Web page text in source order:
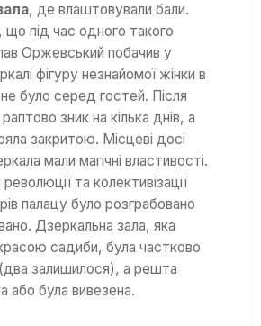
, де влаштовували бали.
що під час одного такого
Оржевський побачив у
фігуру незнайомої жінки в
було серед гостей. Після
зник на кілька днів, а
закритою. Місцеві досі
мали магічні властивості.
та колективізації
палацу було розграбовано
Дзеркальна зала, яка
садиби, була частково
залишилося), а решта
або була вивезена.